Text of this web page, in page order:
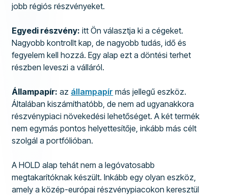
jobb régiós részvényeket.
Egyedi részvény: itt Ön választja ki a cégeket.
Nagyobb kontrollt kap, de nagyobb tudás, idő és
fegyelem kell hozzá. Egy alap ezt a döntési terhet
részben leveszi a válláról.
Állampapír: az állampapír más jellegű eszköz.
Általában kiszámíthatóbb, de nem ad ugyanakkora
részvénypiaci növekedési lehetőséget. A két termék
nem egymás pontos helyettesítője, inkább más célt
szolgál a portfólióban.
A HOLD alap tehát nem a legóvatosabb
megtakarítóknak készült. Inkább egy olyan eszköz,
amely a közép-európai részvénypiacokon keresztül